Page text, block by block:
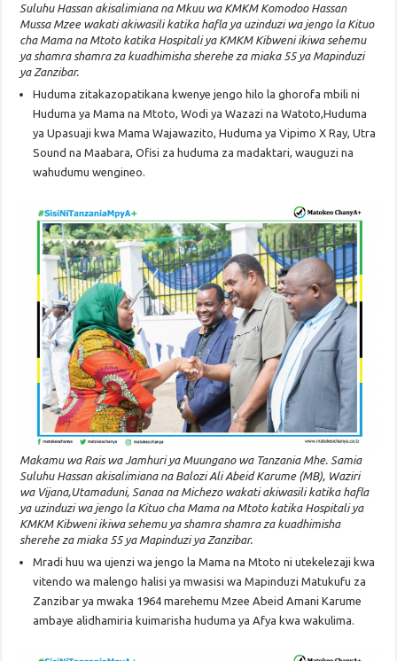
Suluhu Hassan akisalimiana na Mkuu wa KMKM Komodoo Hassan
Mussa Mzee wakati akiwasili katika hafla ya uzinduzi wa jengo la Kituo
cha Mama na Mtoto katika Hospitali ya KMKM Kibweni ikiwa sehemu
ya shamra shamra za kuadhimisha sherehe za miaka 55 ya Mapinduzi
ya Zanzibar.
Huduma zitakazopatikana kwenye jengo hilo la ghorofa mbili ni
Huduma ya Mama na Mtoto, Wodi ya Wazazi na Watoto,Huduma
ya Upasuaji kwa Mama Wajawazito, Huduma ya Vipimo X Ray, Utra
Sound na Maabara, Ofisi za huduma za madaktari, wauguzi na
wahudumu wengineo.
Makamu wa Rais wa Jamhuri ya Muungano wa Tanzania Mhe. Samia
Suluhu Hassan akisalimiana na Balozi Ali Abeid Karume (MB), Waziri
wa Vijana,Utamaduni, Sanaa na Michezo wakati akiwasili katika hafla
ya uzinduzi wa jengo la Kituo cha Mama na Mtoto katika Hospitali ya
KMKM Kibweni ikiwa sehemu ya shamra shamra za kuadhimisha
sherehe za miaka 55 ya Mapinduzi ya Zanzibar.
Mradi huu wa ujenzi wa jengo la Mama na Mtoto ni utekelezaji kwa
vitendo wa malengo halisi ya mwasisi wa Mapinduzi Matukufu za
Zanzibar ya mwaka 1964 marehemu Mzee Abeid Amani Karume
ambaye alidhamiria kuimarisha huduma ya Afya kwa wakulima.